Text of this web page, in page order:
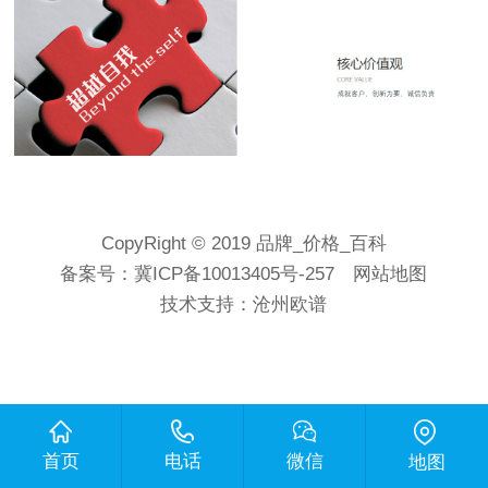
CopyRight © 2019 品牌_价格_百科
备案号：冀ICP备10013405号-257
网站地图
技术支持：沧州欧谱
首页 电话 微信 地图